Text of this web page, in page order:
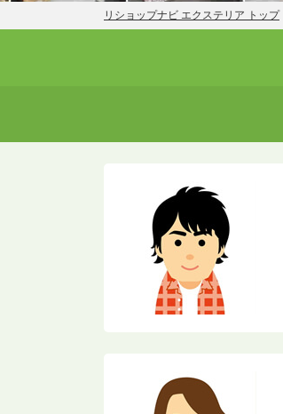
リショップナビ エクステリア トップ